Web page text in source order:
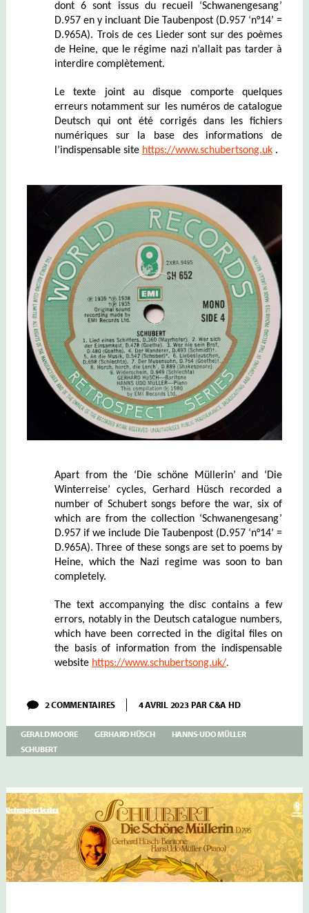
dont 6 sont issus du recueil ‘Schwanengesang’
D.957 en y incluant Die Taubenpost (D.957 ‘n°14’ =
D.965A). Trois de ces Lieder sont sur des poèmes
de Heine, que le régime nazi n’allait pas tarder à
interdire complètement.
Le texte joint au disque comporte quelques
erreurs notamment sur les numéros de catalogue
Deutsch qui ont été corrigés dans les fichiers
numériques sur la base des informations de
l’indispensable site https://www.schubertsong.uk.
Apart from the ‘Die schöne Müllerin’ and ‘Die
Winterreise’ cycles, Gerhard Hüsch recorded a
number of Schubert songs before the war, six of
which are from the collection ‘Schwanengesang’
D.957 if we include Die Taubenpost (D.957 ‘n°14’ =
D.965A). Three of these songs are set to poems by
Heine, which the Nazi regime was soon to ban
completely.
The text accompanying the disc contains a few
errors, notably in the Deutsch catalogue numbers,
which have been corrected in the digital files on
the basis of information from the indispensable
website https://www.schubertsong.uk/.
2 COMMENTAIRES SUR
HÜSCH
–
II
SCHUBERT:
HANNS-
UDO
MÜLLER
&
GERALD
MOORE
4 AVRIL 2023 PAR C&A HD
GERALD MOORE GERHARD HÜSCH
HANNS-UDO MÜLLER
SCHUBERT